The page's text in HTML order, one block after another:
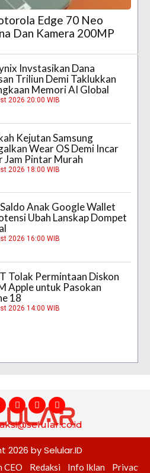
Edge 70 Neo
Dan Kamera 200MP
Invstasikan Dana
Triliun Demi Taklukkan
Memori AI Global
2026 20:00 WIB
Kejutan Samsung
Wear OS Demi Incar
Jam Pintar Murah
2026 18:00 WIB
Anak Google Wallet
Ubah Lanskap Dompet
2026 16:00 WIB
Tolak Permintaan Diskon
Apple untuk Pasokan
18
2026 14:00 WIB
2026 by Selular.ID
CEO Redaksi Info Iklan Privacy